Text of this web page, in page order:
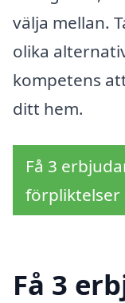
välja mellan.
olika
kompetens
ditt hem.
Få 3
förpliktelser
Få 3